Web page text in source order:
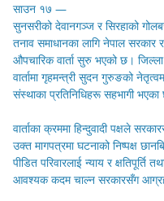
साउन १७ —
सुनसरीको देवानगञ्ज र सिरहाको
तनाव समाधानका लागि नेपाल सरकार
औपचारिक वार्ता सुरु भएको छ।
वार्तामा गृहमन्त्री सुदन गुरुङको
संस्थाका प्रतिनिधिहरू सहभागी
वार्ताका क्रममा हिन्दुवादी पक्षले
उक्त मागपत्रमा घटनाको निष्पक्ष
पीडित परिवारलाई न्याय र क्षतिपूर्ति
आवश्यक कदम चाल्न सरकारसँग